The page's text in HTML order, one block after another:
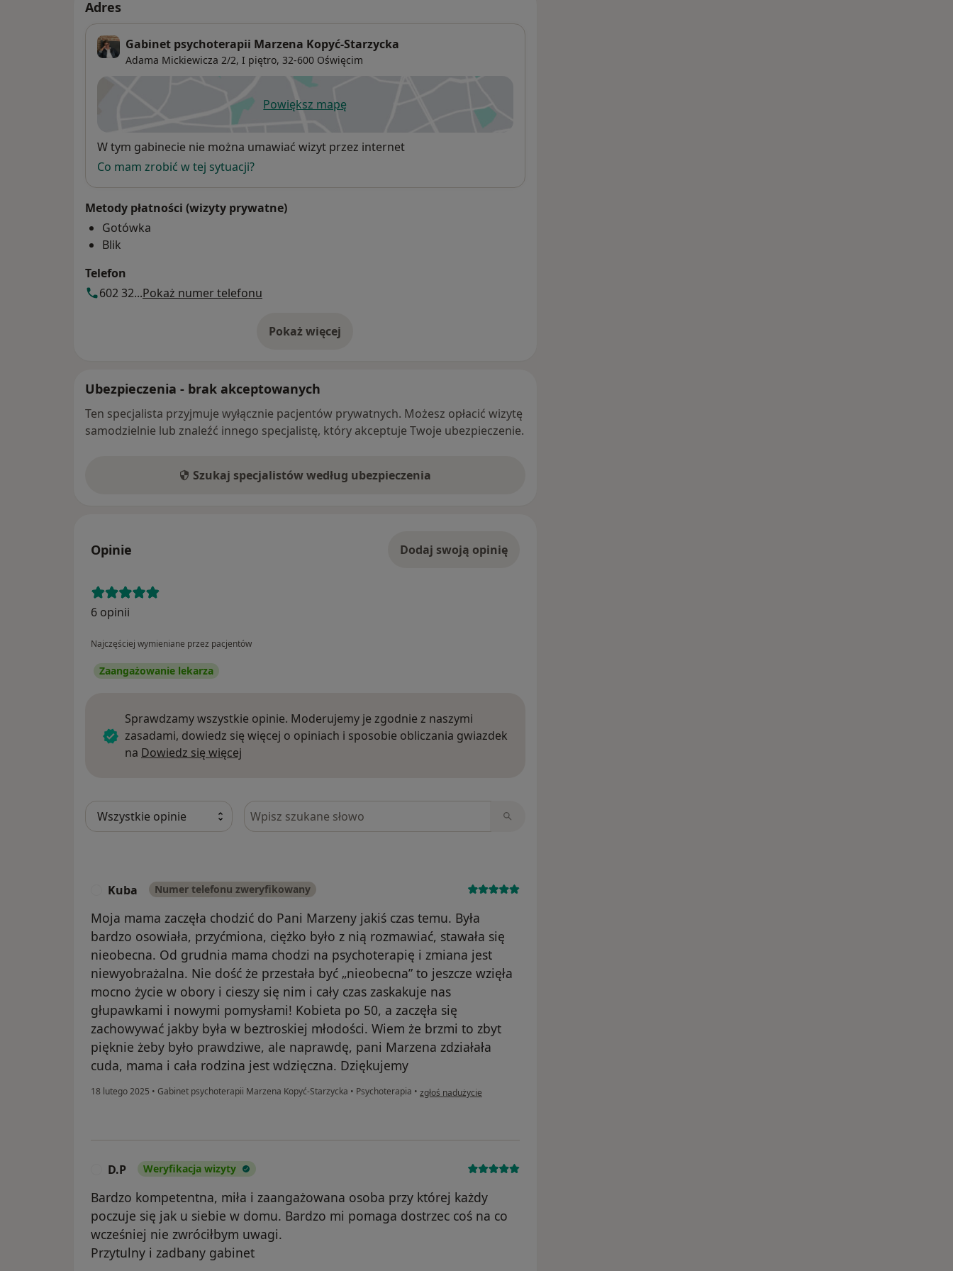
Adres
Gabinet psychoterapii Marzena Kopyć-Starzycka
Adama Mickiewicza 2/2, I piętro, 32-600 Oświęcim
Powiększ mapęotwiera się w nowej karcie
Dostępność
W tym gabinecie nie można umawiać wizyt przez internet
Co mam zrobić w tej sytuacji?
Metody płatności (wizyty prywatne)
Gotówka
Blik
Telefon
602 32...Pokaż numer telefonu
Pokaż więcej
o adresie
Ubezpieczenia - brak akceptowanych
Ten specjalista przyjmuje wyłącznie pacjentów prywatnych. Możesz opłacić wizytę
samodzielnie lub znaleźć innego specjalistę, który akceptuje Twoje ubezpieczenie.
Szukaj specjalistów według ubezpieczenia
Opinie Dodaj swoją opinię
6 opinii
Najczęściej wymieniane przez pacjentów
Zaangażowanie lekarza
Sprawdzamy wszystkie opinie. Moderujemy je zgodnie z naszymi
zasadami, dowiedz się więcej o opiniach i sposobie obliczania gwiazdek
na Dowiedz się więcej
Szukaj w opiniach
Kuba Numer telefonu zweryfikowany
Moja mama zaczęła chodzić do Pani Marzeny jakiś czas temu. Była
bardzo osowiała, przyćmiona, ciężko było z nią rozmawiać, stawała się
nieobecna. Od grudnia mama chodzi na psychoterapię i zmiana jest
niewyobrażalna. Nie dość że przestała być „nieobecna” to jeszcze wzięła
mocno życie w obory i cieszy się nim i cały czas zaskakuje nas
głupawkami i nowymi pomysłami! Kobieta po 50, a zaczęła się
zachowywać jakby była w beztroskiej młodości. Wiem że brzmi to zbyt
pięknie żeby było prawdziwe, ale naprawdę, pani Marzena zdziałała
cuda, mama i cała rodzina jest wdzięczna. Dziękujemy
18 lutego 2025 • Gabinet psychoterapii Marzena Kopyć-Starzycka • Psychoterapia • w opinii użytkownika Kuba
zgłoś nadużycie
D.P Weryfikacja wizyty
Bardzo kompetentna, miła i zaangażowana osoba przy której każdy
poczuje się jak u siebie w domu. Bardzo mi pomaga dostrzec coś na co
wcześniej nie zwróciłbym uwagi.
Przytulny i zadbany gabinet